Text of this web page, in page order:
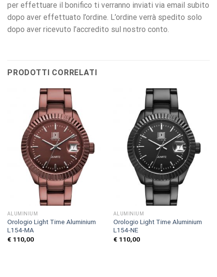
per effettuare il bonifico ti verranno inviati via email subito
dopo aver effettuato l’ordine. L’ordine verrà spedito solo
dopo aver ricevuto l’accredito sul nostro conto.
PRODOTTI CORRELATI
ALUMINIUM
Orologio Light Time Aluminium
L154-MA
€110,00
ALUMINIUM
Orologio Light Time Aluminium
L154-NE
€110,00